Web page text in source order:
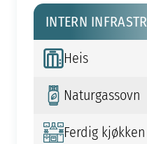
INTERN
Heis
Naturgassovn
Ferdig kjøkken